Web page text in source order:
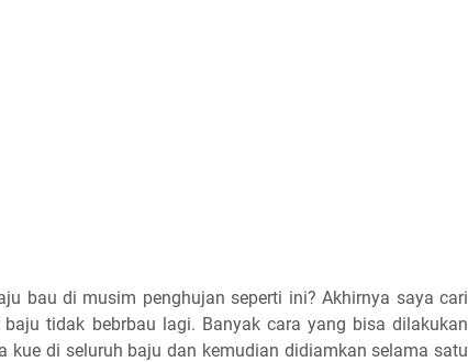
bau di musim penghujan seperti ini? Akhirnya saya cari
tidak bebrbau lagi. Banyak cara yang bisa dilakukan
kue di seluruh baju dan kemudian didiamkan selama satu